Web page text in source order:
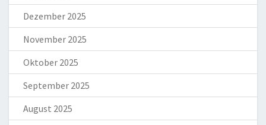
Dezember 2025
November 2025
Oktober 2025
September 2025
August 2025